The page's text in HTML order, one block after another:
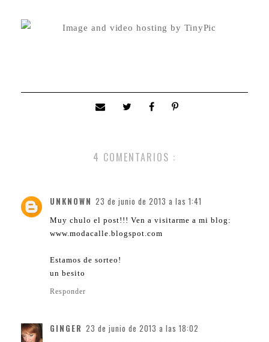
4 COMENTARIOS :
UNKNOWN 23 de junio de 2013 a las 1:41
Muy chulo el post!!! Ven a visitarme a mi blog:
www.modacalle.blogspot.com
Estamos de sorteo!
un besito
Responder
GINGER 23 de junio de 2013 a las 18:02